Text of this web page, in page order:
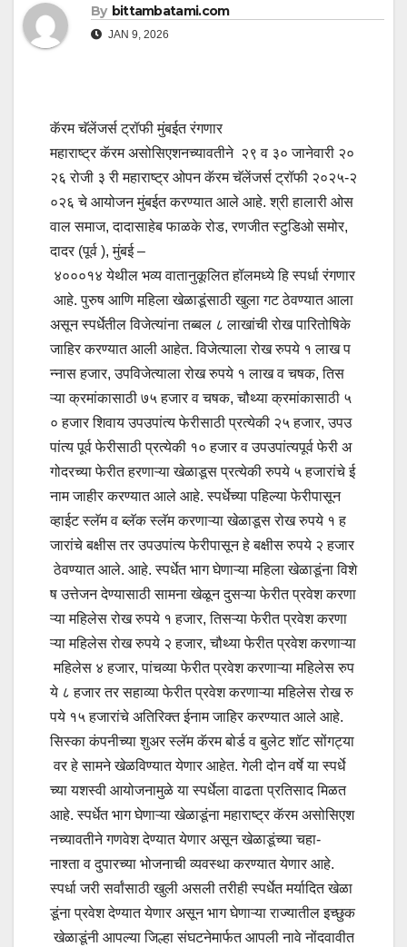
By bittambatami.com
JAN 9, 2026
कॅरम चॅलेंजर्स ट्रॉफी मुंबईत रंगणार
महाराष्ट्र कॅरम असोसिएशनच्यावतीने २९ व ३० जानेवारी २०
२६ रोजी ३ री महाराष्ट्र ओपन कॅरम चॅलेंजर्स ट्रॉफी २०२५-२
०२६ चे आयोजन मुंबईत करण्यात आले आहे. श्री हालारी ओस
वाल समाज, दादासाहेब फाळके रोड, रणजीत स्टुडिओ समोर,
दादर (पूर्व ), मुंबई –
४०००१४ येथील भव्य वातानुकूलित हॉलमध्ये हि स्पर्धा रंगणार
आहे. पुरुष आणि महिला खेळाडूंसाठी खुला गट ठेवण्यात आला
असून स्पर्धेतील विजेत्यांना तब्बल ८ लाखांची रोख पारितोषिके
जाहिर करण्यात आली आहेत. विजेत्याला रोख रुपये १ लाख प
न्नास हजार, उपविजेत्याला रोख रुपये १ लाख व चषक, तिस
ऱ्या क्रमांकासाठी ७५ हजार व चषक, चौथ्या क्रमांकासाठी ५
० हजार शिवाय उपउपांत्य फेरीसाठी प्रत्येकी २५ हजार, उपउ
पांत्य पूर्व फेरीसाठी प्रत्येकी १० हजार व उपउपांत्यपूर्व फेरी अ
गोदरच्या फेरीत हरणाऱ्या खेळाडूस प्रत्येकी रुपये ५ हजारांचे ई
नाम जाहीर करण्यात आले आहे. स्पर्धेच्या पहिल्या फेरीपासून
व्हाईट स्लॅम व ब्लॅक स्लॅम करणाऱ्या खेळाडूस रोख रुपये १ ह
जारांचे बक्षीस तर उपउपांत्य फेरीपासून हे बक्षीस रुपये २ हजार
ठेवण्यात आले. आहे. स्पर्धेत भाग घेणाऱ्या महिला खेळाडूंना विशे
ष उत्तेजन देण्यासाठी सामना खेळून दुसऱ्या फेरीत प्रवेश करणा
ऱ्या महिलेस रोख रुपये १ हजार, तिसऱ्या फेरीत प्रवेश करणा
ऱ्या महिलेस रोख रुपये २ हजार, चौथ्या फेरीत प्रवेश करणाऱ्या
महिलेस ४ हजार, पांचव्या फेरीत प्रवेश करणाऱ्या महिलेस रुप
ये ८ हजार तर सहाव्या फेरीत प्रवेश करणाऱ्या महिलेस रोख रु
पये १५ हजारांचे अतिरिक्त ईनाम जाहिर करण्यात आले आहे.
सिस्का कंपनीच्या शुअर स्लॅम कॅरम बोर्ड व बुलेट शॉट सोंगट्या
वर हे सामने खेळविण्यात येणार आहेत. गेली दोन वर्षे या स्पर्धे
च्या यशस्वी आयोजनामुळे या स्पर्धेला वाढता प्रतिसाद मिळत
आहे. स्पर्धेत भाग घेणाऱ्या खेळाडूंना महाराष्ट्र कॅरम असोसिएश
नच्यावतीने गणवेश देण्यात येणार असून खेळाडूंच्या चहा-
नाश्ता व दुपारच्या भोजनाची व्यवस्था करण्यात येणार आहे.
स्पर्धा जरी सर्वांसाठी खुली असली तरीही स्पर्धेत मर्यादित खेळा
डूंना प्रवेश देण्यात येणार असून भाग घेणाऱ्या राज्यातील इच्छुक
खेळाडूंनी आपल्या जिल्हा संघटनेमार्फत आपली नावे नोंदवावीत